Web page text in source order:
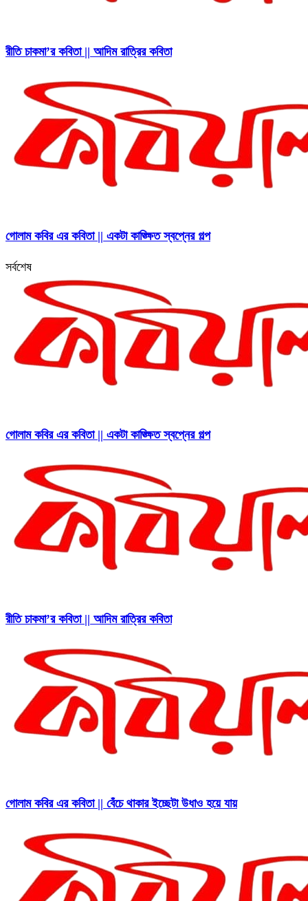
রীতি চাকমা’র কবিতা || আদিম রাত্রির কবিতা
গোলাম কবির এর কবিতা || একটা কাঙ্ক্ষিত স্বপ্নের গল্প
সর্বশেষ
গোলাম কবির এর কবিতা || একটা কাঙ্ক্ষিত স্বপ্নের গল্প
রীতি চাকমা’র কবিতা || আদিম রাত্রির কবিতা
গোলাম কবির এর কবিতা || বেঁচে থাকার ইচ্ছেটা উধাও হয়ে যায়